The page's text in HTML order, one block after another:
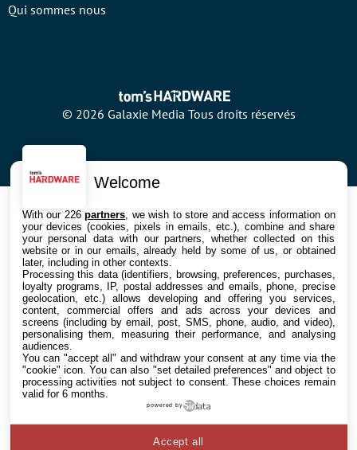
Qui sommes nous
© 2026 Galaxie Media Tous droits réservés
Welcome
With our 226partners , we wish to store and access information on
your devices (cookies, pixels in emails, etc.), combine and share
your personal data with our partners, whether collected on this
website or in our emails, already held by some of us, or obtained
later, including in other contexts.
Processing this data (identifiers, browsing, preferences, purchases,
loyalty programs, IP, postal addresses and emails, phone, precise
geolocation, etc.) allows developing and offering you services,
content, commercial offers and ads across your devices and
screens (including by email, post, SMS, phone, audio, and video),
personalising them, measuring their performance, and analysing
audiences.
You can "accept all" and withdraw your consent at any time via the
"cookie" icon. You can also "set detailed preferences" and object to
processing activities not subject to consent. These choices remain
valid for 6 months.
powered by
Accept all